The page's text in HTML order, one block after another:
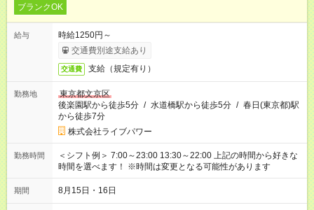
ブランクOK
給与
時給1250円～
交通費別途支給あり
交通費 支給（規定有り）
勤務地
東京都文京区
後楽園駅から徒歩5分 / 水道橋駅から徒歩5分 / 春日(東京都)駅
から徒歩7分
株式会社ライブパワー
勤務時間
＜シフト例＞ 7:00～23:00 13:30～22:00 上記の時間から好きな
時間を選べます！ ※時間は変更となる可能性があります
期間 8月15日・16日